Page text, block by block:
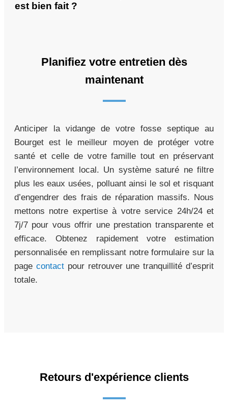
est bien fait ?
Planifiez votre entretien dès
maintenant
Anticiper la vidange de votre fosse septique au
Bourget est le meilleur moyen de protéger votre
santé et celle de votre famille tout en préservant
l’environnement local. Un système saturé ne filtre
plus les eaux usées, polluant ainsi le sol et risquant
d’engendrer des frais de réparation massifs. Nous
mettons notre expertise à votre service 24h/24 et
7j/7 pour vous offrir une prestation transparente et
efficace. Obtenez rapidement votre estimation
personnalisée en remplissant notre formulaire sur la
page contactpour retrouver une tranquillité d’esprit
totale.
Retours d'expérience clients